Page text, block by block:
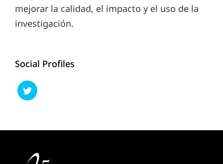
mejorar la calidad, el impacto y el uso de la
investigación.
Social Profiles